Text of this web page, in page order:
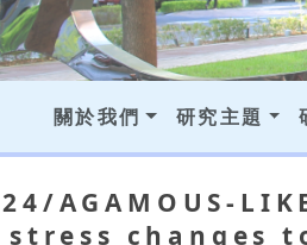
關於我們 研究主題
AGAMOUS-
stress changes